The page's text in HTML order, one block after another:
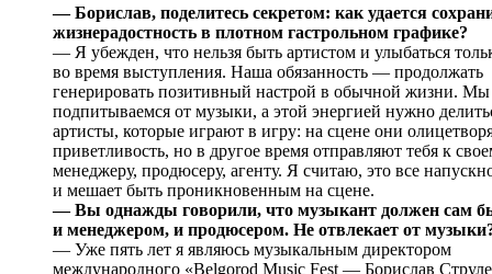
— Борислав, поделитесь секретом: как удается
жизнерадостность в плотном гастрольном графике?
— Я убежден, что нельзя быть артистом и улыбаться
во время выступления. Наша обязанность — продолжать
генерировать позитивный настрой в обычной жизни.
подпитываемся от музыки, а этой энергией нужно
артисты, которые играют в игру: на сцене они
приветливость, но в другое время отправляют тебя к
менеджеру, продюсеру, агенту. Я считаю, это все
и мешает быть проникновенным на сцене.
— Вы однажды говорили, что музыкант должен сам
и менеджером, и продюсером. Не отвлекает от
— Уже пять лет я являюсь музыкальным директором
международного «Belgorod Music Fest — Борислав